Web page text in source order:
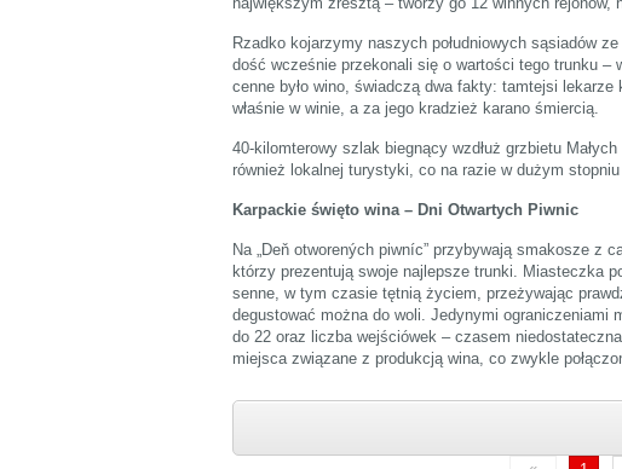
Rzadko kojarzymy naszych południowych sąsiadów
dość wcześnie przekonali się o wartości tego trunku
cenne było wino, świadczą dwa fakty: tamtejsi
właśnie w winie, a za jego kradzież karano śmiercią.
40-kilomterowy szlak biegnący wzdłuż grzbietu
również lokalnej turystyki, co na razie w dużym stopniu
Karpackie święto wina – Dni Otwartych Piwnic
Na „Deň otworených piwníc” przybywają smakosze z
którzy prezentują swoje najlepsze trunki. Miasteczka
senne, w tym czasie tętnią życiem, przeżywając
degustować można do woli. Jedynymi ograniczeniami
do 22 oraz liczba wejściówek – czasem
miejsca związane z produkcją wina, co zwykle